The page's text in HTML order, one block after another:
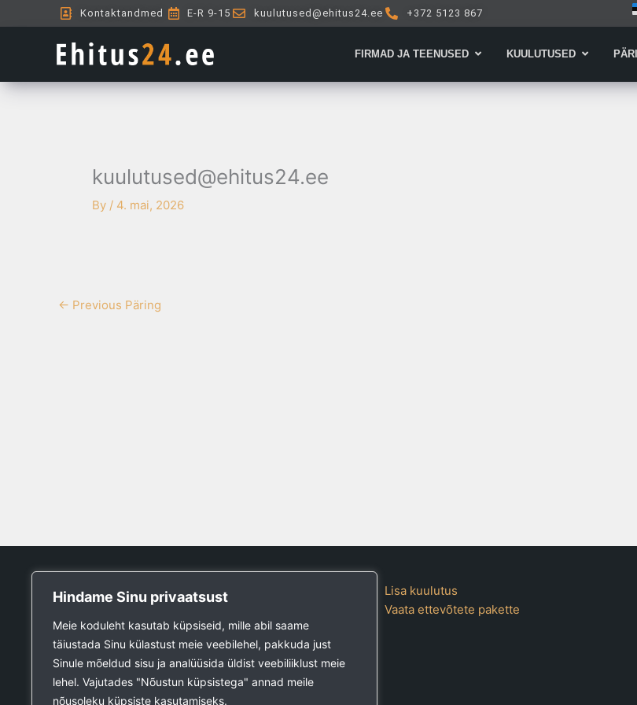
Hindame Sinu privaatsust
Meie koduleht kasutab küpsiseid, mille abil saame
täiustada Sinu külastust meie veebilehel, pakkuda just
Sinule mõeldud sisu ja analüüsida üldist veebiliiklust meie
lehel. Vajutades "Nõustun küpsistega" annad meile
nõusoleku küpsiste kasutamiseks.
to
Kontaktandmed E-R 9-15 kuulutused@ehitus24.ee +372 5123 867
FIRMAD JA TEENUSED Open Firmad ja teenused
KUULUTUSED Open
kuulutused@ehitus24.ee
By / 4. mai, 2026
← Previous Päring
Tööpank
Kuulutused
Firmad ja teenused
Ehitustööde päring
Ehitusmaterjali päring
Lisa kuulutus
Vaata ettevõtete pakette